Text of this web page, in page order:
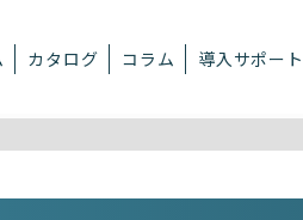
カタログ コラム 導入サポート